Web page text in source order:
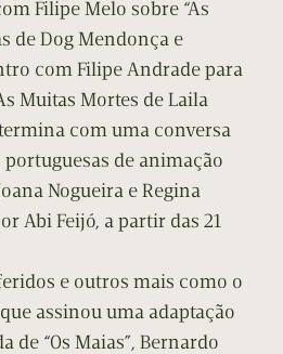
Filipe Melo sobre “As
de Dog Mendonça e
com Filipe Andrade para
Muitas Mortes de Laila
com uma conversa
de animação
Nogueira e Regina
Abi Feijó, a partir das 21
e outros mais como o
assinou uma adaptação
de “Os Maias”, Bernardo